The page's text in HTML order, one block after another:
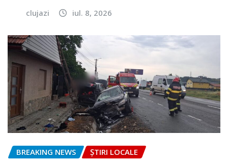
clujazi iul. 8, 2026
BREAKING NEWS ȘTIRI LOCALE